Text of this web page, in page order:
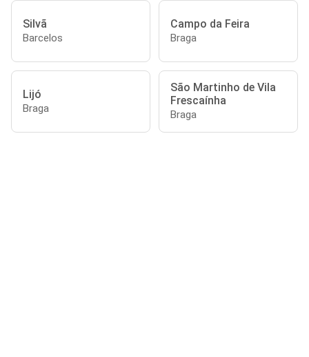
Silvã
Barcelos
Campo da Feira
Braga
Lijó
Braga
São Martinho de Vila
Frescaínha
Braga